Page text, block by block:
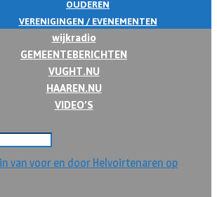
OUDEREN
VERENIGINGEN / EVENEMENTEN
wijkradio
GEMEENTEBERICHTEN
VUGHT.NU
HAAREN.NU
VIDEO’S